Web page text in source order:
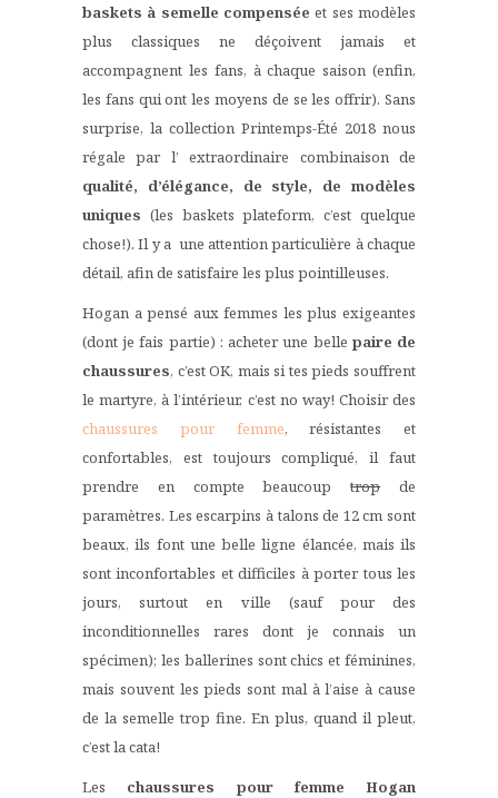
baskets à semelle compensée et ses modèles
plus classiques ne déçoivent jamais et
accompagnent les fans, à chaque saison (enfin,
les fans qui ont les moyens de se les offrir). Sans
surprise, la collection Printemps-Été 2018 nous
régale par l’ extraordinaire combinaison de
qualité, d’élégance, de style, de modèles
uniques (les baskets plateform, c’est quelque
chose!). Il y a une attention particulière à chaque
détail, afin de satisfaire les plus pointilleuses.
Hogan a pensé aux femmes les plus exigeantes
(dont je fais partie) : acheter une belle paire de
chaussures, c’est OK, mais si tes pieds souffrent
le martyre, à l’intérieur, c’est no way! Choisir des
chaussures pour femme, résistantes et
confortables, est toujours compliqué, il faut
prendre en compte beaucouptropde
paramètres. Lesescarpins à talons de 12 cm sont
beaux, ils font une belle ligne élancée, mais ils
sont inconfortables et difficiles à porter tous les
jours, surtout en ville (sauf pour des
inconditionnelles rares dont je connais un
spécimen); les ballerines sont chics et féminines,
mais souvent les pieds sont mal à l’aise à cause
de la semelle trop fine. En plus, quand il pleut,
c’est la cata!
Les
chaussures pour femme
Hogan